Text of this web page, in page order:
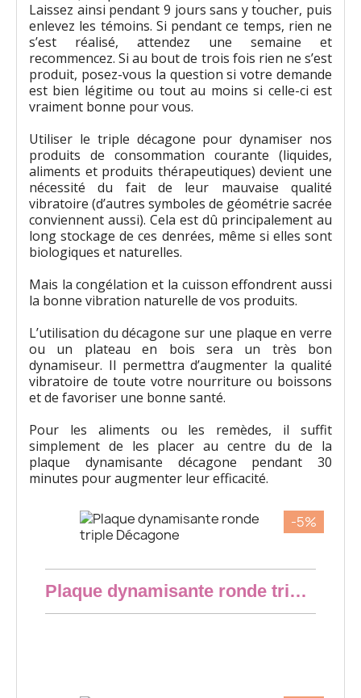
Laissez ainsi pendant 9 jours sans y toucher, puis
enlevez les témoins. Si pendant ce temps, rien ne
s’est réalisé, attendez une semaine et
recommencez. Si au bout de trois fois rien ne s’est
produit, posez-vous la question si votre demande
est bien légitime ou tout au moins si celle-ci est
vraiment bonne pour vous.
Utiliser le triple décagone pour dynamiser nos
produits de consommation courante (liquides,
aliments et produits thérapeutiques) devient une
nécessité du fait de leur mauvaise qualité
vibratoire (d’autres symboles de géométrie sacrée
conviennent aussi). Cela est dû principalement au
long stockage de ces denrées, même si elles sont
biologiques et naturelles.
Mais la congélation et la cuisson effondrent aussi
la bonne vibration naturelle de vos produits.
L’utilisation du décagone sur une plaque en verre
ou un plateau en bois sera un très bon
dynamiseur. Il permettra d’augmenter la qualité
vibratoire de toute votre nourriture ou boissons
et de favoriser une bonne santé.
Pour les aliments ou les remèdes, il suffit
simplement de les placer au centre du de la
plaque dynamisante décagone pendant 30
minutes pour augmenter leur efficacité.
-5%
Plaque dynamisante ronde triple Décagone